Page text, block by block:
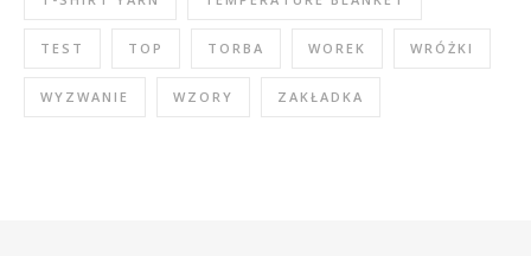
TEST TOP TORBA WOREK WRÓŻKI
WYZWANIE WZORY ZAKŁADKA